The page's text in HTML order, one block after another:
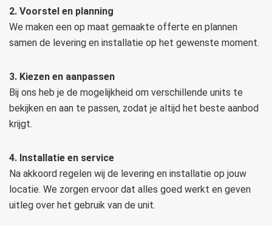
2. Voorstel en planning
We maken een op maat gemaakte offerte en plannen
samen de levering en installatie op het gewenste moment.
3. Kiezen en aanpassen
Bij ons heb je de mogelijkheid om verschillende units te
bekijken en aan te passen, zodat je altijd het beste aanbod
krijgt.
4. Installatie en service
Na akkoord regelen wij de levering en installatie op jouw
locatie. We zorgen ervoor dat alles goed werkt en geven
uitleg over het gebruik van de unit.